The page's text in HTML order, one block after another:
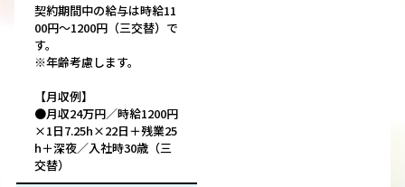
契約期間中の給与は時給11
00円～1200円（三交替）で
す。
※年齢考慮します。
【月収例】
●月収24万円／時給1200円
×1日7.25h×22日＋残業25
h＋深夜／入社時30歳（三
交替）